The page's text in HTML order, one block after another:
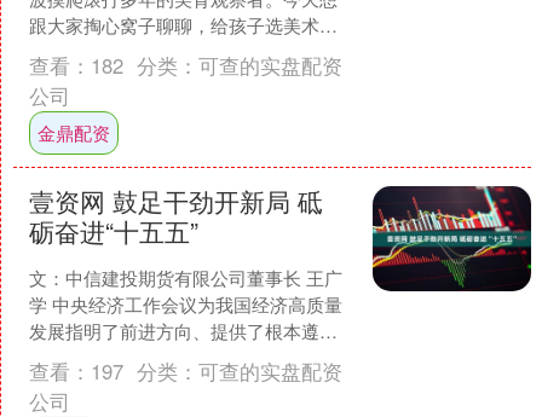
跟大家掏心窝子聊聊，给孩子选美术班
这件事。我见过太多家长，花了上万
块，结果孩子学了两年，画出....
查看： 182 分类： 可查的实盘配资
公司
金鼎配资
壹资网 鼓足干劲开新局 砥
砺奋进“十五五”
文：中信建投期货有限公司董事长 王广
学 中央经济工作会议为我国经济高质量
发展指明了前进方向、提供了根本遵
循。中信建投期货第一时间认真学习领
会中央经济工作会议精神....
查看： 197 分类： 可查的实盘配资
公司